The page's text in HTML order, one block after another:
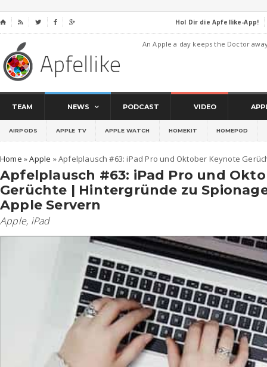
⌂     Hol Dir die Apfellike-App!
An Apple a day keeps the Doctor
TEAM NEWS PODCAST VIDEO
AIRPODS APPLE TV APPLE WATCH HOMEKIT HOMEPOD
Home »Apple »Apfelplausch #63: iPad Pro und Oktober Keynote
Apfelplausch #63: iPad Pro und
Gerüchte | Hintergründe zu
Apple Servern
Apple, iPad